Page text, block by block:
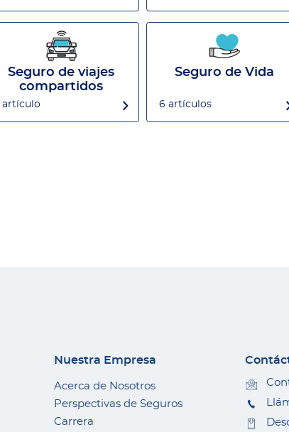
Seguro de viajes
compartidos
1 artículo
Seguro de Vida
6 artículos
Nuestra Empresa
Acerca de Nosotros
Perspectivas de Seguros
Carrera